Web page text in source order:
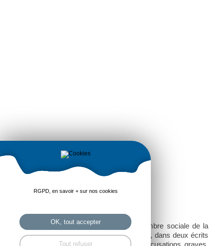
Dans une décision du 2 juin 2017, la Chambre sociale de la
Cour de cassation retient que le salarié qui , dans deux écrits
et un message téléphonique, porté des accusations graves,
RGPD, en savoir + sur nos cookies
OK, tout accepter
Tout refuser